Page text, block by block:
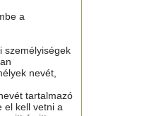
a
személyiségek
nevét,
tartalmazó
el kell vetni a